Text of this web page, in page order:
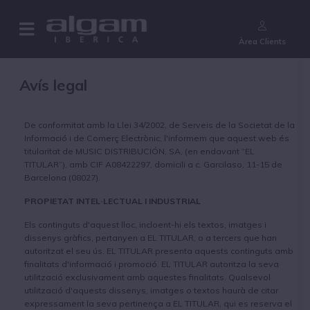
Àrea Clients
Avís legal
De conformitat amb la Llei 34/2002, de Serveis de la Societat de la
Informació i de Comerç Electrònic, l'informem que aquest web és
titularitat de MUSIC DISTRIBUCIÓN, SA, (en endavant “EL
TITULAR”), amb CIF A08422297, domicili a c. Garcilaso, 11-15 de
Barcelona (08027).
PROPIETAT INTEL·LECTUAL I INDUSTRIAL
Els continguts d'aquest lloc, incloent-hi els textos, imatges i
dissenys gràfics, pertanyen a EL TITULAR, o a tercers que han
autoritzat el seu ús. EL TITULAR presenta aquests continguts amb
finalitats d'informació i promoció. EL TITULAR autoritza la seva
utilització exclusivament amb aquestes finalitats. Qualsevol
utilització d'aquests dissenys, imatges o textos haurà de citar
expressament la seva pertinença a EL TITULAR, qui es reserva el